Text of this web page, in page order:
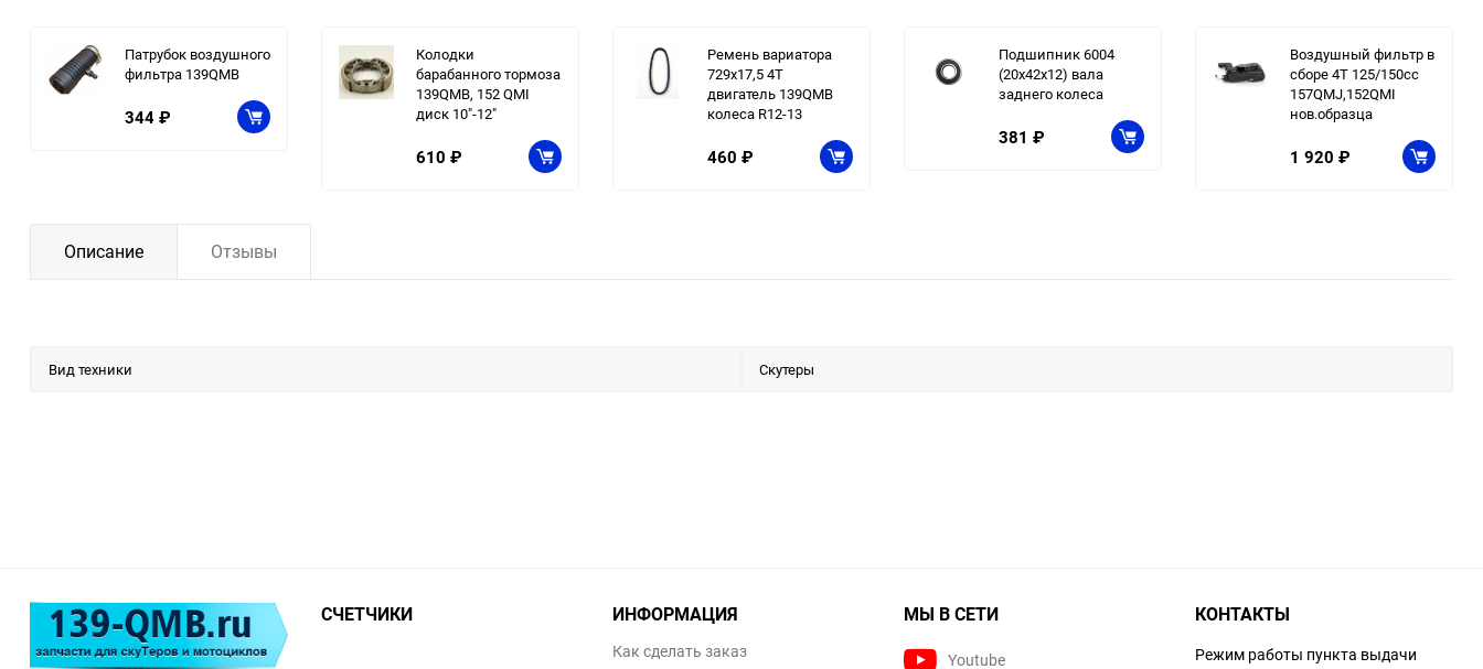
Патрубок воздушного
фильтра 139QMB
344 ₽
Колодки
барабанного тормоза
139QMB, 152 QMI
диск 10"-12"
610 ₽
Ремень вариатора
729x17,5 4T
двигатель 139QMB
колеса R12-13
460 ₽
Подшипник 6004
(20x42x12) вала
заднего колеса
381 ₽
Воздушный фильтр в
сборе 4Т 125/150сс
157QMJ,152QMI
нов.образца
1 920 ₽
Описание Отзывы
Вид техники Скутеры
СЧЕТЧИКИ ИНФОРМАЦИЯ
Как сделать заказ
МЫ В СЕТИ
Youtube
КОНТАКТЫ
Режим работы пункта выдачи